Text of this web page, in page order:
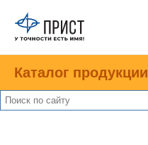
Каталог продукции